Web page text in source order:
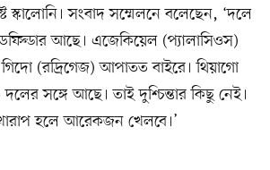
স্কালোনি। সংবাদ সম্মেলনে বলেছেন, ‘দলে
আছে। এজেকিয়েল (প্যালাসিওস)
(রদ্রিগেজ) আপাতত বাইরে। থিয়াগো
সঙ্গে আছে। তাই দুশ্চিন্তার কিছু নেই।
হলে আরেকজন খেলবে।’